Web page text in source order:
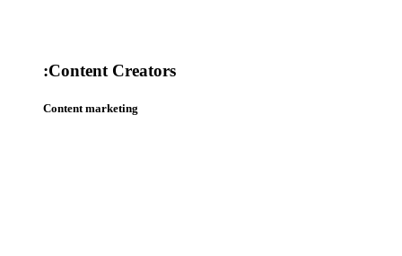
:Content Creators
Content marketing